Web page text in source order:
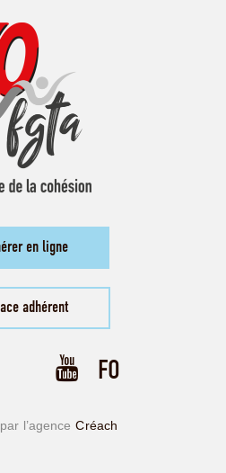
en ligne
adhérent
l’agence Créach